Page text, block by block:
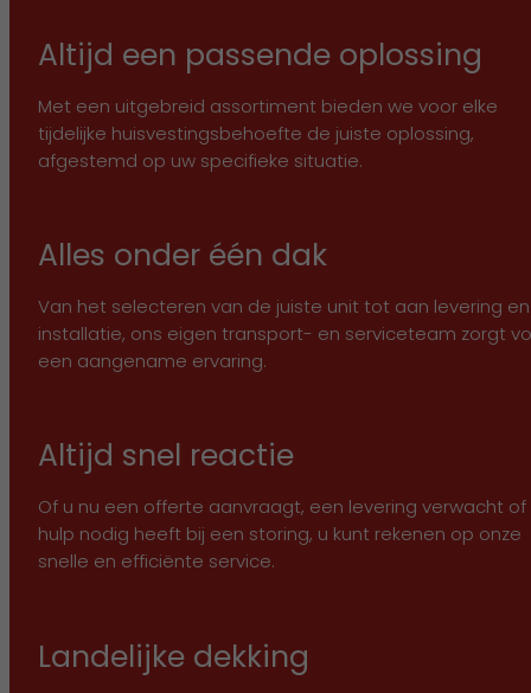
Altijd een passende oplossing
Met een uitgebreid assortiment bieden we voor elke
tijdelijke huisvestingsbehoefte de juiste oplossing,
afgestemd op uw specifieke situatie.
Alles onder één dak
Van het selecteren van de juiste unit tot aan levering en
installatie, ons eigen transport- en serviceteam zorgt
een aangename ervaring.
Altijd snel reactie
Of u nu een offerte aanvraagt, een levering verwacht of
hulp nodig heeft bij een storing, u kunt rekenen op onze
snelle en efficiënte service.
Landelijke dekking